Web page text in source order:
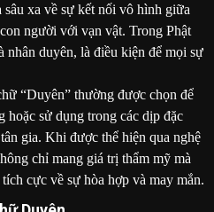
xa về sự kết nối vô hình giữa
người với vạn vật. Trong Phật
nhân duyên, là điều kiện để mọi sự
“Duyên” thường được chọn để
hoặc sử dụng trong các dịp đặc
gia. Khi được thể hiện qua nghệ
chỉ mang giá trị thẩm mỹ mà
cực về sự hòa hợp và may mắn.